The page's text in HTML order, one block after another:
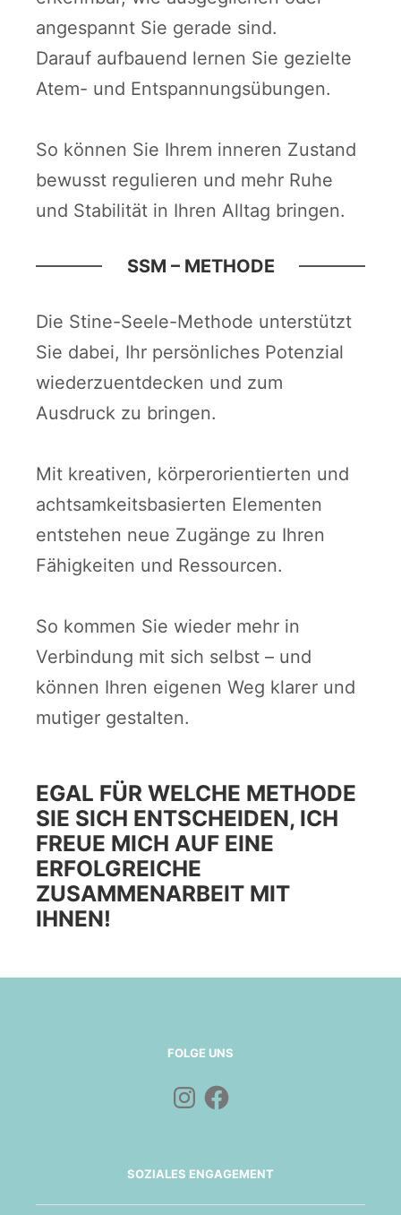
angespannt Sie gerade sind.
Darauf aufbauend lernen Sie gezielte
Atem- und Entspannungsübungen.
So können Sie Ihrem inneren Zustand
bewusst regulieren und mehr Ruhe
und Stabilität in Ihren Alltag bringen.
SSM – METHODE
Die Stine-Seele-Methode unterstützt
Sie dabei, Ihr persönliches Potenzial
wiederzuentdecken und zum
Ausdruck zu bringen.
Mit kreativen, körperorientierten und
achtsamkeitsbasierten Elementen
entstehen neue Zugänge zu Ihren
Fähigkeiten und Ressourcen.
So kommen Sie wieder mehr in
Verbindung mit sich selbst – und
können Ihren eigenen Weg klarer und
mutiger gestalten.
EGAL FÜR WELCHE METHODE
SIE SICH ENTSCHEIDEN, ICH
FREUE MICH AUF EINE
ERFOLGREICHE
ZUSAMMENARBEIT MIT
IHNEN!
FOLGE UNS
InstagramFacebook
SOZIALES ENGAGEMENT